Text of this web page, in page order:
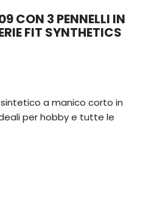
CON 3 PENNELLI IN
FIT SYNTHETICS
a manico corto in
per hobby e tutte le